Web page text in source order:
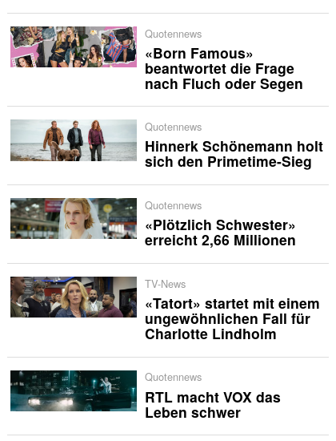
Quotennews
«Born Famous»
beantwortet die Frage
nach Fluch oder Segen
Quotennews
Hinnerk Schönemann holt
sich den Primetime-Sieg
Quotennews
«Plötzlich Schwester»
erreicht 2,66 Millionen
TV-News
«Tatort» startet mit einem
ungewöhnlichen Fall für
Charlotte Lindholm
Quotennews
RTL macht VOX das
Leben schwer